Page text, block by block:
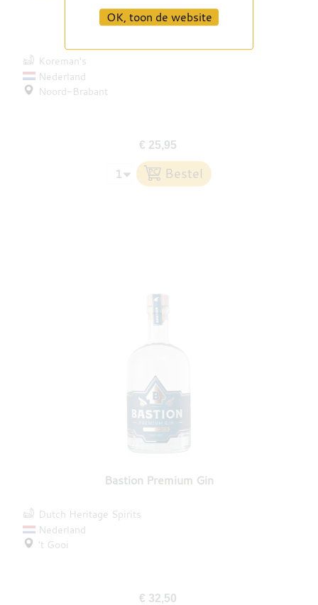
Koreman's Sanguincello
Koreman's
Nederland
Noord-Brabant
€ 25,95
Bastion Premium Gin
Dutch Heritage Spirits
Nederland
't Gooi
€ 32,50
OK, toon de website